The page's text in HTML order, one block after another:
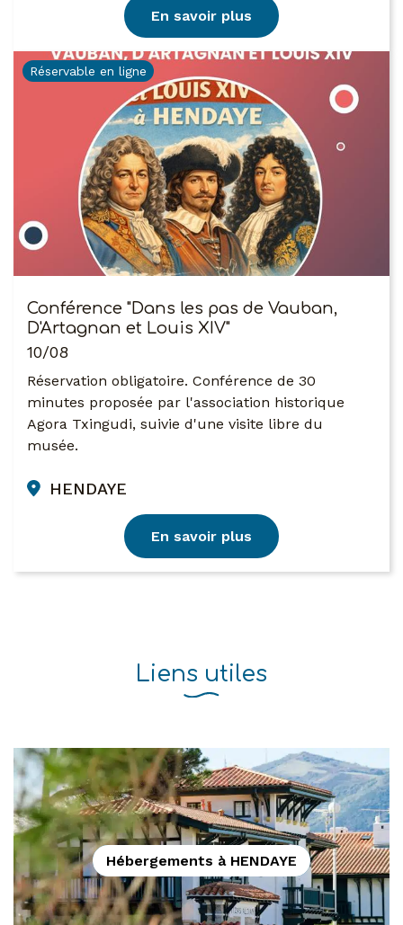
En savoir plus
Réservable en ligne
Conférence "Dans les pas de Vauban,
D'Artagnan et Louis XIV"
10/08
Réservation obligatoire. Conférence de 30
minutes proposée par l'association historique
Agora Txingudi, suivie d'une visite libre du
musée.
HENDAYE
En savoir plus
Liens utiles
Hébergements à HENDAYE